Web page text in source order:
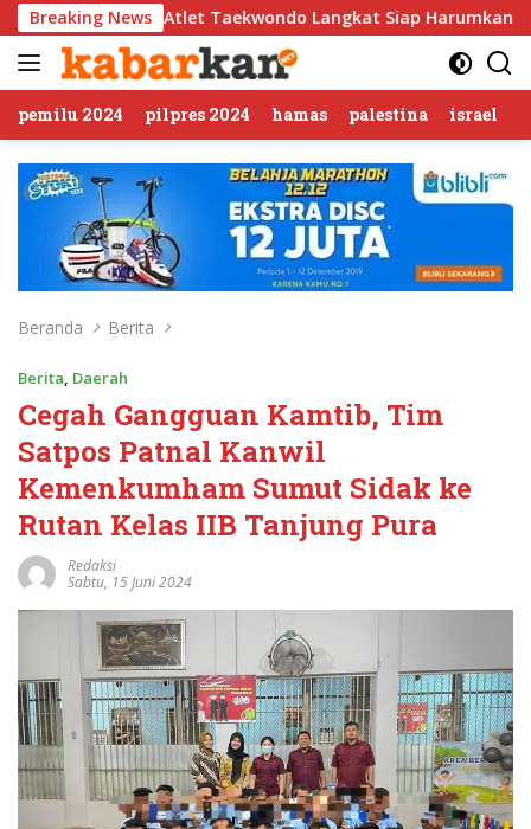
Langsung
ke
konten
Breaking News
Atlet Taekwondo Langkat Siap Harumkan Nama Indonesia di
pemilu 2024 pilpres 2024 hamas palestina israel
Beranda Berita
Berita, Daerah
Cegah Gangguan Kamtib, Tim
Satpos Patnal Kanwil
Kemenkumham Sumut Sidak ke
Rutan Kelas IIB Tanjung Pura
Redaksi
Sabtu, 15 Juni 2024